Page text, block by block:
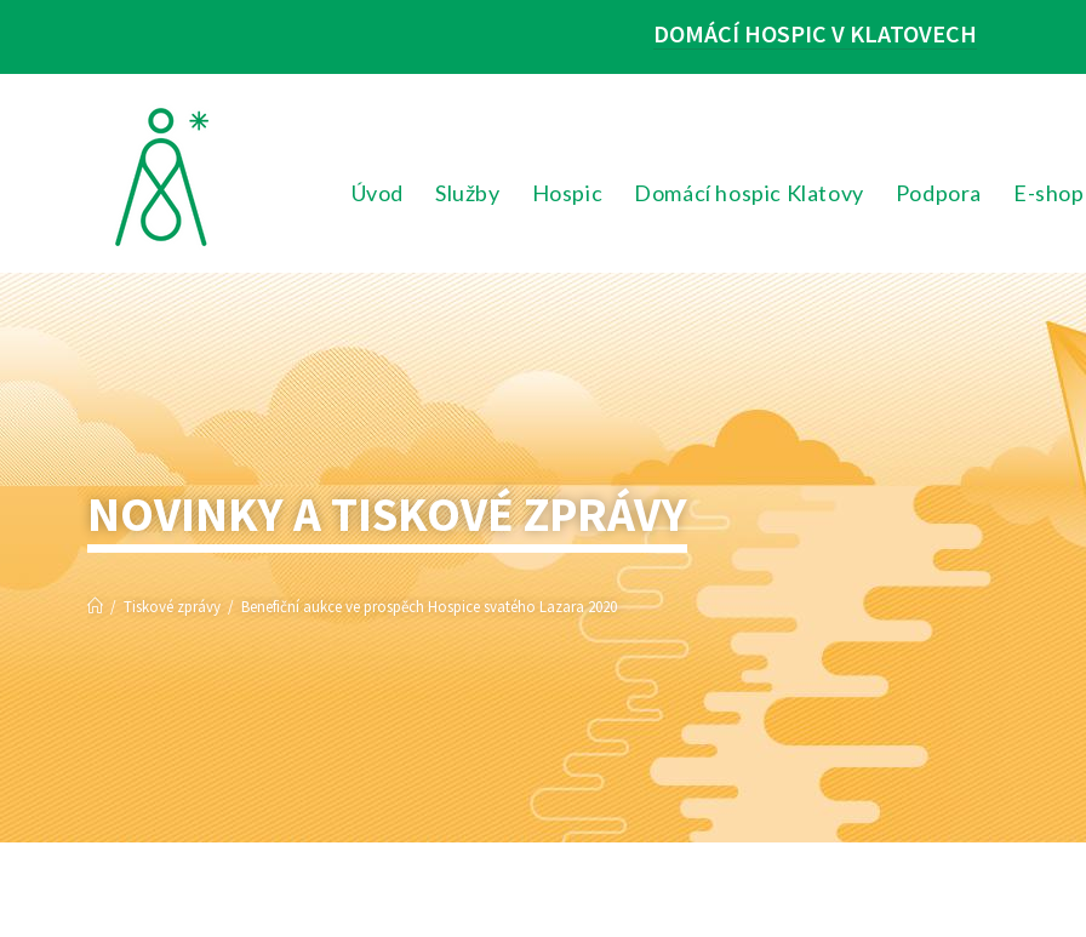
DOMÁCÍ HOSPIC V KLATOVECH
Úvod Služby Hospic Domácí hospic Klatovy Podpora E-shop
NOVINKY A TISKOVÉ ZPRÁVY
/ Tiskové zprávy / Benefiční aukce ve prospěch Hospice svatého Lazara 2020